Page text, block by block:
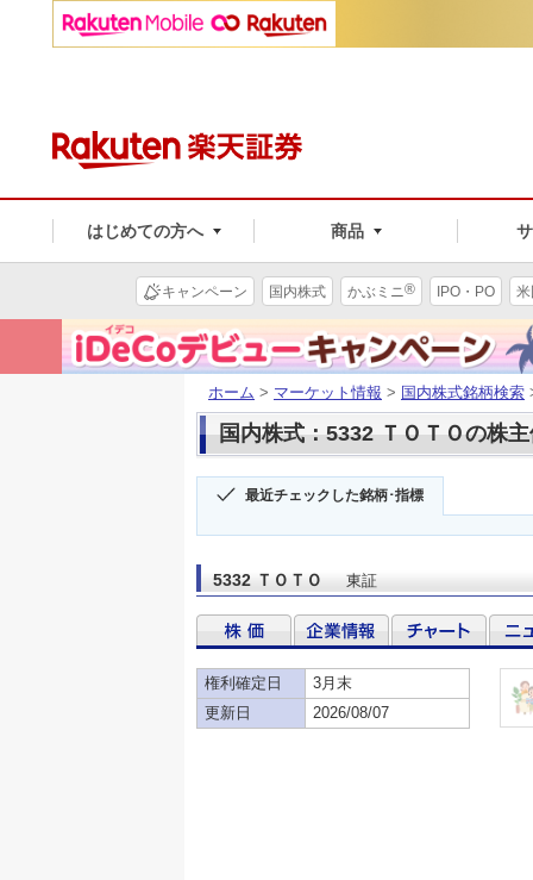
はじめての方へ 商品
キャンペーン 国内株式 かぶミニ® IPO・PO
ホーム > マーケット情報 > 国内株式銘柄検索
国内株式：5332 ＴＯＴＯの株
最近チェックした銘柄･指標
5332 ＴＯＴＯ 東証
権利確定日
3月末
更新日
2026/08/07